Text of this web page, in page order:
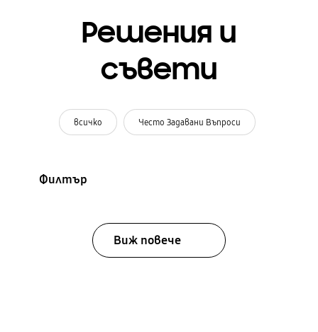
Решения и
съвети
всичко Често Задавани Въпроси
Филтър
Виж повече